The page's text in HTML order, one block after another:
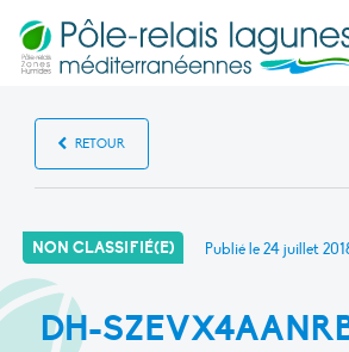
RETOUR
NON CLASSIFIÉ(E) Publié le24 juillet
DH-